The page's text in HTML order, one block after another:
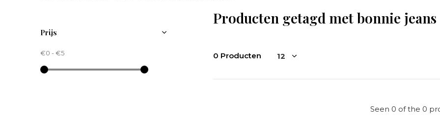
Producten getagd met bonnie
0 Producten
Seen 0 of the 0
Prijs
€0 - €5